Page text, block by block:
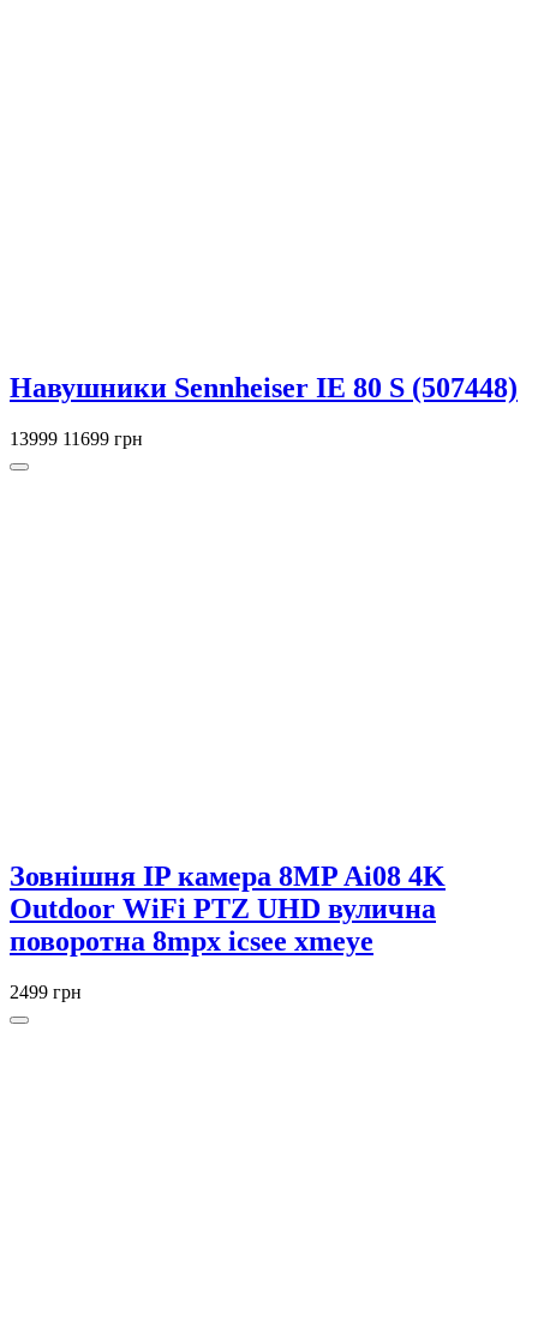
Навушники Sennheiser IE 80 S (507448)
13999 11699 грн
Зовнішня IP камера 8MP Ai08 4K
Outdoor WiFi PTZ UHD вулична
поворотна 8mpx icsee xmeye
2499 грн